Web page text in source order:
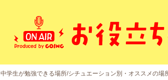
中学生が勉強できる場所/シチュエーション別・オススメの場